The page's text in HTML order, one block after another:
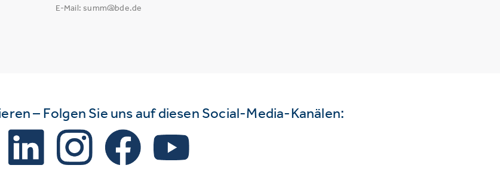
E-Mail: summ@bde.de
– Folgen Sie uns auf diesen Social-Media-Kanälen: